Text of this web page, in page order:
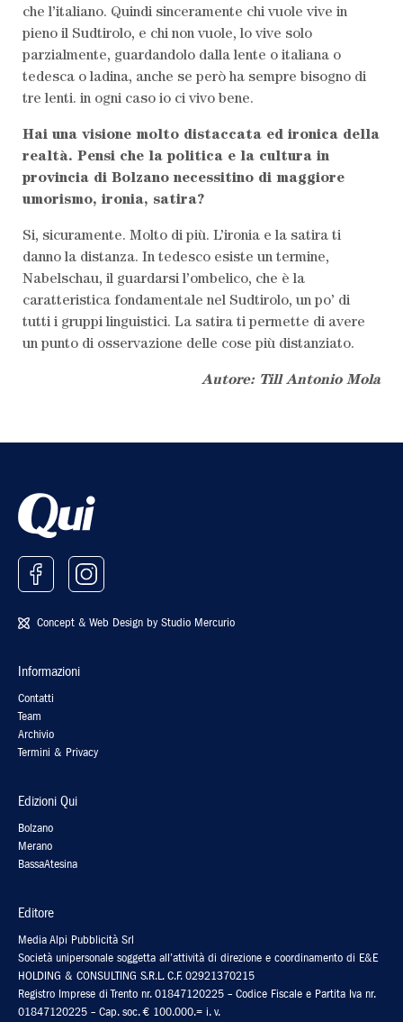
che l’italiano. Quindi sinceramente chi vuole vive in
pieno il Sudtirolo, e chi non vuole, lo vive solo
parzialmente, guardandolo dalla lente o italiana o
tedesca o ladina, anche se però ha sempre bisogno di
tre lenti. in ogni caso io ci vivo bene.
Hai una visione molto distaccata ed ironica della
realtà. Pensi che la politica e la cultura in
provincia di Bolzano necessitino di maggiore
umorismo, ironia, satira?
Si, sicuramente. Molto di più. L’ironia e la satira ti
danno la distanza. In tedesco esiste un termine,
Nabelschau, il guardarsi l’ombelico, che è la
caratteristica fondamentale nel Sudtirolo, un po’ di
tutti i gruppi linguistici. La satira ti permette di avere
un punto di osservazione delle cose più distanziato.
Autore: Till Antonio Mola
Concept & Web Design by Studio Mercurio
Informazioni
Contatti
Team
Archivio
Termini & Privacy
Edizioni Qui
Bolzano
Merano
BassaAtesina
Editore
Media Alpi Pubblicità Srl
Società unipersonale soggetta all’attività di direzione e coordinamento di E&E
HOLDING & CONSULTING S.R.L. C.F. 02921370215
Registro Imprese di Trento nr. 01847120225 – Codice Fiscale e Partita Iva nr.
01847120225 – Cap. soc. € 100.000.= i. v.